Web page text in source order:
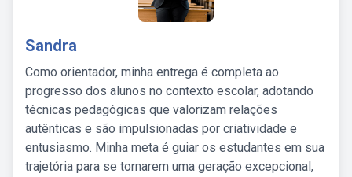
Sandra
Como orientador, minha entrega é completa ao
progresso dos alunos no contexto escolar, adotando
técnicas pedagógicas que valorizam relações
autênticas e são impulsionadas por criatividade e
entusiasmo. Minha meta é guiar os estudantes em sua
trajetória para se tornarem uma geração excepcional,